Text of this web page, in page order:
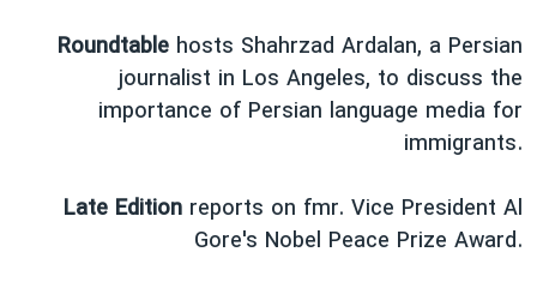
نرگس محمدی برنده جایزه نوبل صلح
همایش محافظه‌کاران آمریکا «سی‌پک»
صفحه‌های ویژه
Roundtable hosts Shahrzad Ardalan, a Persian
journalist in Los Angeles, to discuss the
importance of Persian language media for
immigrants.
Late Edition reports on fmr. Vice President Al
Gore's Nobel Peace Prize Award.